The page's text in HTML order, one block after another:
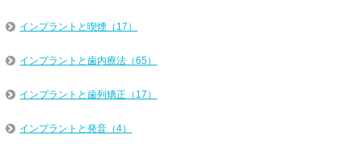
インプラントと喫煙（17）
インプラントと歯内療法（65）
インプラントと歯列矯正（17）
インプラントと発音（4）